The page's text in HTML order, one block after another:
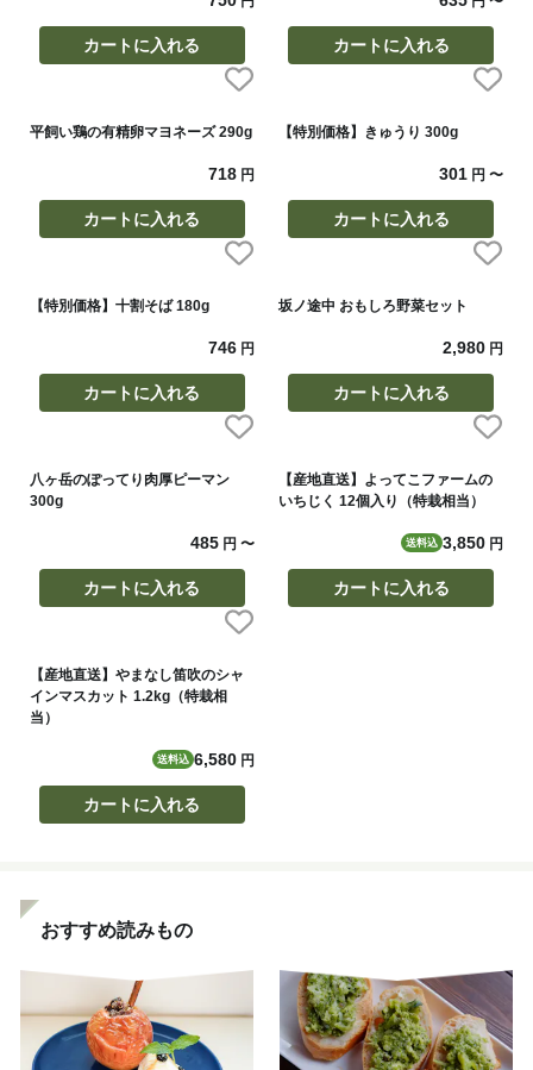
カートに入れる カートに入れる
平飼い鶏の有精卵マヨネーズ 290g
718円
カートに入れる
【特別価格】きゅうり 300g
301 円〜
カートに入れる
【特別価格】十割そば 180g
746円
カートに入れる
坂ノ途中 おもしろ野菜セット
2,980 円
カートに入れる
八ヶ岳のぽってり肉厚ピーマン
300g
485円 〜
カートに入れる
【産地直送】よってこファームの
いちじく 12個入り（特栽相当）
送料込 3,850 円
カートに入れる
【産地直送】やまなし笛吹のシャ
インマスカット 1.2kg（特栽相
当）
送料込 6,580円
カートに入れる
おすすめ読みもの